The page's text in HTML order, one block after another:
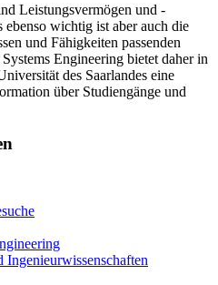
Leistungsvermögen und -
wichtig ist aber auch die
und Fähigkeiten passenden
Engineering bietet daher in
des Saarlandes eine
über Studiengänge und
Ingenieurwissenschaften